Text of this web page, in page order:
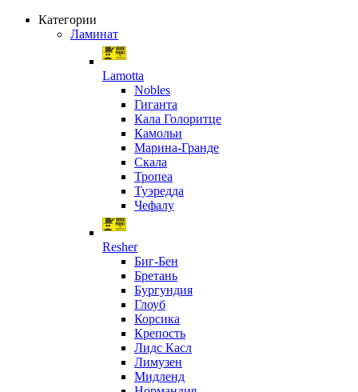
Категории
Ламинат
Lamotta
Nobles
Гиганта
Кала Голоритце
Камольи
Марина-Гранде
Скала
Тропеа
Туэредда
Чефалу
Resher
Биг-Бен
Бретань
Бургундия
Глоуб
Корсика
Крепость
Лидс Касл
Лимузен
Мидленд